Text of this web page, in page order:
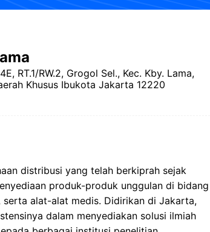
RT.1/RW.2, Grogol Sel., Kec. Kby. Lama,
Khusus Ibukota Jakarta 12220
distribusi yang telah berkiprah sejak
produk-produk unggulan di bidang
alat-alat medis. Didirikan di Jakarta,
dalam menyediakan solusi ilmiah